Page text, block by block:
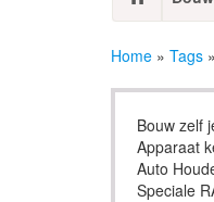
Home » Tags »
Bouw zelf
Apparaat
Auto
Speciale